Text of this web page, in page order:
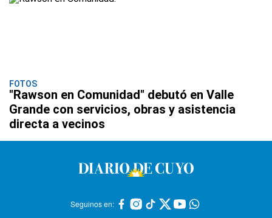
FOTOS
"Rawson en Comunidad" debutó en Valle
Grande con servicios, obras y asistencia
directa a vecinos
Seguinos en: